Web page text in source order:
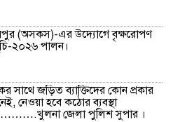
(অসকস)-এর উদ্যোগে বৃক্ষরোপণ
২০২৬ পালন।
সাথে জড়িত ব্যাক্তিদের কোন প্রকার
নেওয়া হবে কঠোর ব্যবস্থা
জেলা পুলিশ সুপার ।